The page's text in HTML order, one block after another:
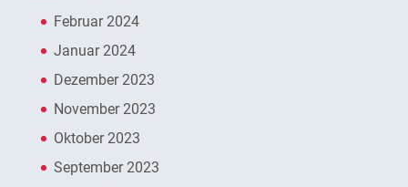
Februar 2024
Januar 2024
Dezember 2023
November 2023
Oktober 2023
September 2023